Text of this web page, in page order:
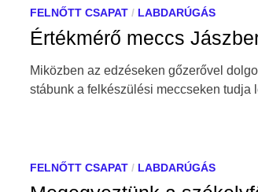
FELNŐTT CSAPAT / LABDARÚGÁS
Értékmérő meccs
Miközben az edzéseken gőzerővel
stábunk a felkészülési meccseken
FELNŐTT CSAPAT / LABDARÚGÁS